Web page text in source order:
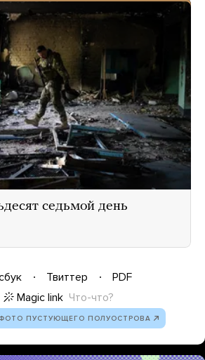
седьмой день
Твиттер
PDF
Magic link Что-что?
ФОТО ПУСТУЮЩЕГО ПОЛУОСТРОВА